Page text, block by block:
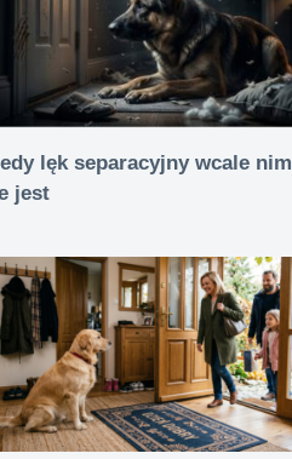
lęk separacyjny wcale nim
jest